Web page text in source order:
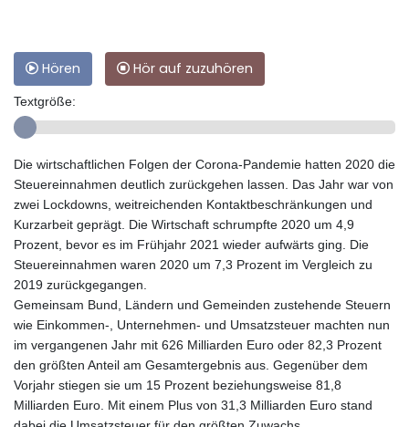
Hören Hör auf zuzuhören
Textgröße:
Die wirtschaftlichen Folgen der Corona-Pandemie hatten 2020 die
Steuereinnahmen deutlich zurückgehen lassen. Das Jahr war von
zwei Lockdowns, weitreichenden Kontaktbeschränkungen und
Kurzarbeit geprägt. Die Wirtschaft schrumpfte 2020 um 4,9
Prozent, bevor es im Frühjahr 2021 wieder aufwärts ging. Die
Steuereinnahmen waren 2020 um 7,3 Prozent im Vergleich zu
2019 zurückgegangen.
Gemeinsam Bund, Ländern und Gemeinden zustehende Steuern
wie Einkommen-, Unternehmen- und Umsatzsteuer machten nun
im vergangenen Jahr mit 626 Milliarden Euro oder 82,3 Prozent
den größten Anteil am Gesamtergebnis aus. Gegenüber dem
Vorjahr stiegen sie um 15 Prozent beziehungsweise 81,8
Milliarden Euro. Mit einem Plus von 31,3 Milliarden Euro stand